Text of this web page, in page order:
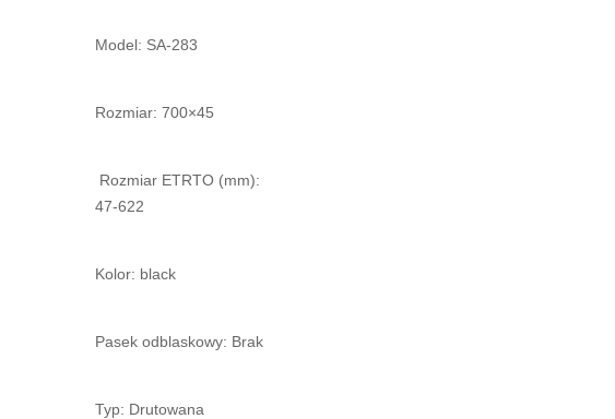
Model: SA-283
Rozmiar: 700×45
Rozmiar ETRTO (mm):
47-622
Kolor: black
Pasek odblaskowy: Brak
Typ: Drutowana